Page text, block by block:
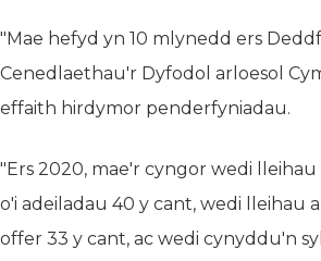
"Mae hefyd yn 10 mlynedd ers
Cenedlaethau'r Dyfodol arloesol
effaith hirdymor penderfyniadau.
"Ers 2020, mae'r cyngor wedi
o'i adeiladau 40 y cant, wedi lleihau
offer 33 y cant, ac wedi cynyddu'n